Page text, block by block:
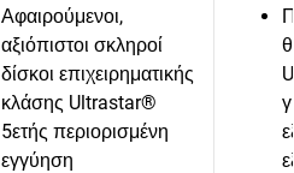
Αφαιρούμενοι,
αξιόπιστοι σκληροί
δίσκοι επιχειρηματικής
κλάσης Ultrastar®
5ετής περιορισμένη
εγγύηση